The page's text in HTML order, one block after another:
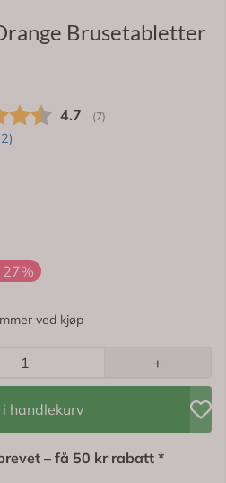
Brusetabletter
Gjennomsnittskarakter:
4.7 (stemmer:
7)
2)
27%
ved kjøp
+
handlekurv
– få 50 kr rabatt *